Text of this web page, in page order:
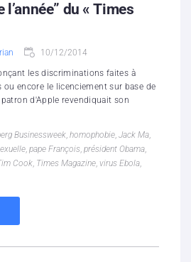
du « Times
10/12/2014
les discriminations faites à
encore le licenciement sur base de
d'Apple revendiquait son
Businessweek, homophobie, Jack Ma,
, pape François, président Obama,
Cook, Times Magazine, virus Ebola,